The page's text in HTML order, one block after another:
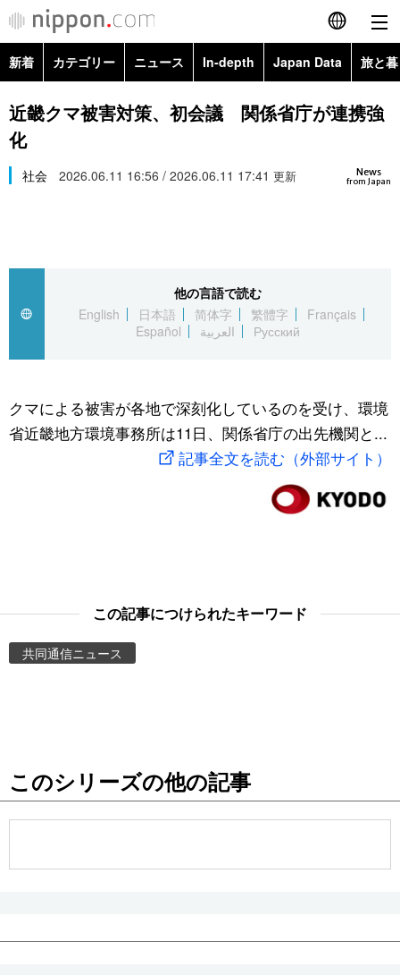
English
简体字
Русский
カテゴリー
経済・ビジネス
国際
文化
トップ
アーカイブ
In-depth
Japan Data
動画/Live
お知らせ
新着 カテゴリー ニュース In-depth Japan Data 旅と
政治・外交
経済・ビジネス
スポーツ・東京2020
Topics
近畿クマ被害対策、初会議 関係省庁が連携強
化
News
from Japan
社会 2026.06.11 16:56 / 2026.06.11 17:41 更新
他の言語で読む
English
日本語 简体字 繁體字
Français
Español
العربية Русский
クマによる被害が各地で深刻化しているのを受け、環境
省近畿地方環境事務所は11日、関係省庁の出先機関と...
記事全文を読む（外部サイト）
この記事につけられたキーワード
共同通信ニュース
このシリーズの他の記事